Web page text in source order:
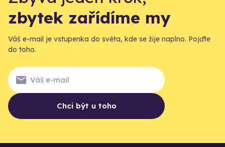
zbytek zařídíme my
Váš e-mail je vstupenka do světa, kde se žije naplno. Pojďte
do toho.
Chci být u toho